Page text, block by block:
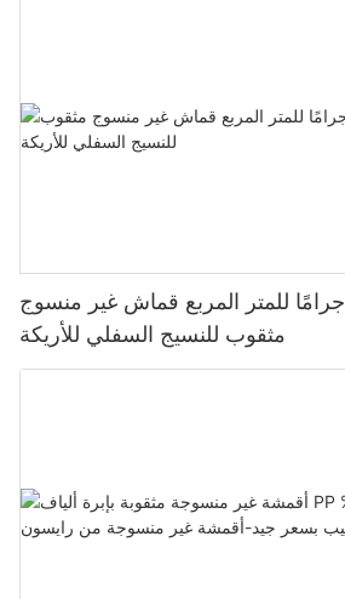
أبيض / أسود 180 جرامًا للمتر المربع قماش غير منسوج
مثقوب للنسيج السفلي للأريكة